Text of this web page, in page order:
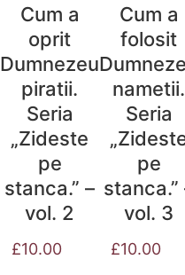
Cum a
oprit
Dumnezeu
piratii.
Seria
„Zideste
pe
stanca.” –
vol. 2
£10.00
Cum a
folosit
nametii.
Seria
pe
stanca.”
vol. 3
£10.00